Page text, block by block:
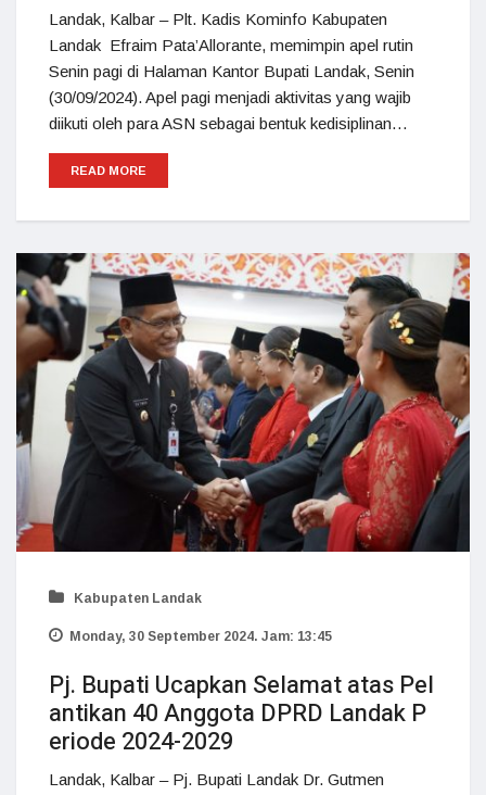
Landak, Kalbar – Plt. Kadis Kominfo Kabupaten
Landak Efraim Pata’Allorante, memimpin apel rutin
Senin pagi di Halaman Kantor Bupati Landak, Senin
(30/09/2024). Apel pagi menjadi aktivitas yang wajib
diikuti oleh para ASN sebagai bentuk kedisiplinan…
READ MORE
Kabupaten Landak
Monday, 30 September 2024. Jam: 13:45
Pj. Bupati Ucapkan Selamat atas Pel
antikan 40 Anggota DPRD Landak P
eriode 2024-2029
Landak, Kalbar – Pj. Bupati Landak Dr. Gutmen